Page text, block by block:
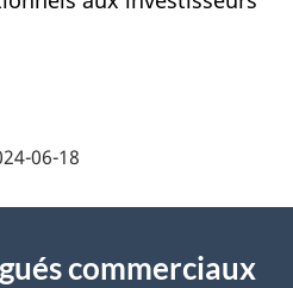
06-18
commerciaux